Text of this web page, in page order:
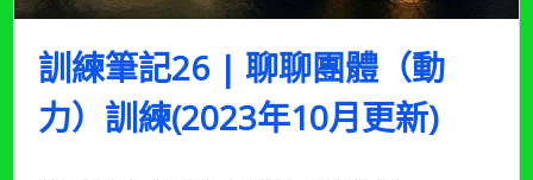
訓練筆記26 | 聊聊團體（動
力）訓練(2023年10月更新)